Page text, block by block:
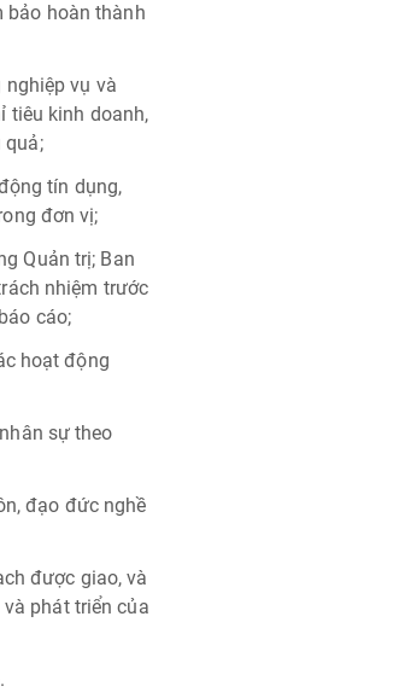
bảo hoàn thành
vụ và
tiêu kinh doanh,
quả;
tín dụng,
đơn vị;
Quản trị; Ban
nhiệm trước
cáo;
hoạt động
sự theo
đạo đức nghề
được giao, và
phát triển của